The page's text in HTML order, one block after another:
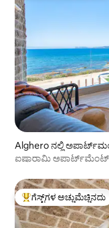
Alghero ನಲ್ಲಿ
ಐಷಾರಾಮಿ ಅಪಾರ್ಟ್‌ಮೆಂಟ್
ಗೆಸ್ಟ್‌ಗಳಿಗೆ ಅತಿ ಹೆಚ್ಚು
ಗೆಸ್ಟ್‌ಗಳ ಅಚ್ಚುಮೆಚ್ಚಿನದು